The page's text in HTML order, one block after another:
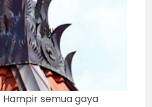
Hampir semua gaya